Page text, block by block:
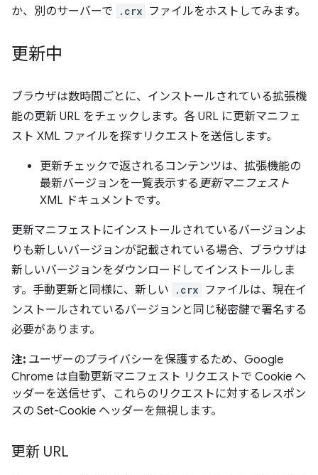
か、別のサーバーで
.crx ファイルをホストしてみます。
更新中
ブラウザは数時間ごとに、インストールされている拡張機
能の更新 URL をチェックします。各 URL に更新マニフェ
スト XML ファイルを探すリクエストを送信します。
更新チェックで返されるコンテンツは、拡張機能の
最新バージョンを一覧表示する更新マニフェスト
XML ドキュメントです。
更新マニフェストにインストールされているバージョンよ
りも新しいバージョンが記載されている場合、ブラウザは
新しいバージョンをダウンロードしてインストールしま
す。手動更新と同様に、新しい
.crx ファイルは、現在イ
ンストールされているバージョンと同じ秘密鍵で署名する
必要があります。
注: ユーザーのプライバシーを保護するため、Google
Chrome は自動更新マニフェスト リクエストで Cookie ヘ
ッダーを送信せず、これらのリクエストに対するレスポン
スの Set-Cookie ヘッダーを無視します。
更新 URL